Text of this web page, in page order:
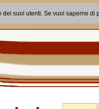
dei suoi utenti. Se vuoi saperne di